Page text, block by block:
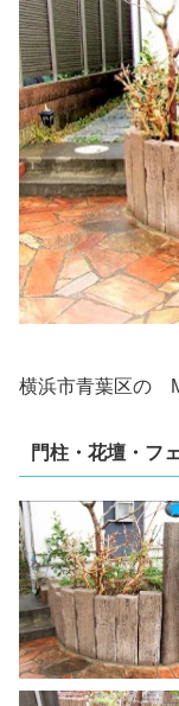
横浜市青葉区の
門柱・花壇・フ